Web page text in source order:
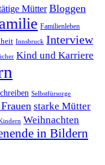
Mütter Bloggen
Familienleben
Innsbruck Interview
Kind und Karriere
Selbstfürsorge
starke Mütter
Weihnachten
in Bildern